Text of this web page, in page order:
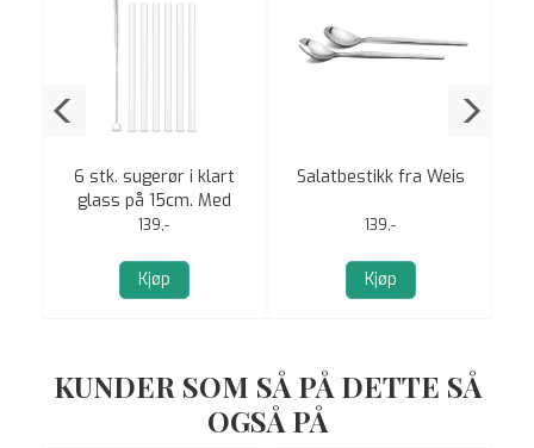
6 stk. sugerør i klart
glass på 15cm. Med
børste fra Weis
139,-
Kjøp
Salatbestikk fra Weis
139,-
Kjøp
KUNDER SOM SÅ PÅ DETTE SÅ
OGSÅ PÅ